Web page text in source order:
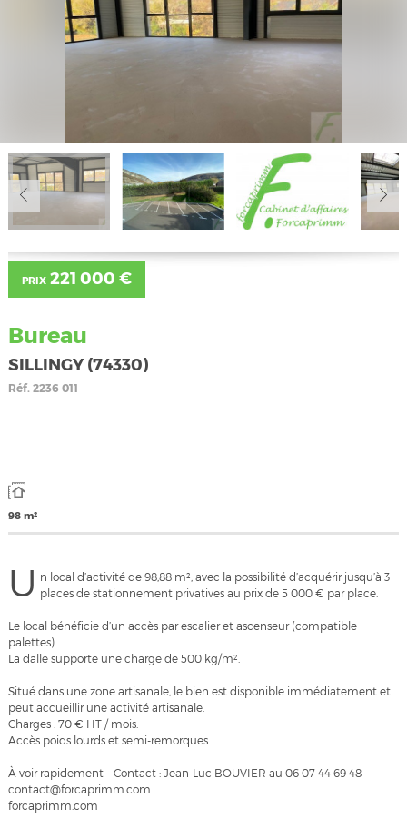
PRIX221 000 €
Bureau
SILLINGY (74330)
Réf.2236 011
98 m²
U n local d’activité de 98,88 m², avec la possibilité d’acquérir jusqu’à 3
places de stationnement privatives au prix de 5 000 € par place.
Le local bénéficie d’un accès par escalier et ascenseur (compatible
palettes).
La dalle supporte une charge de 500 kg/m².
Situé dans une zone artisanale, le bien est disponible immédiatement et
peut accueillir une activité artisanale.
Charges : 70 € HT / mois.
Accès poids lourds et semi-remorques.
À voir rapidement – Contact : Jean-Luc BOUVIER au 06 07 44 69 48
contact@forcaprimm.com
forcaprimm.com